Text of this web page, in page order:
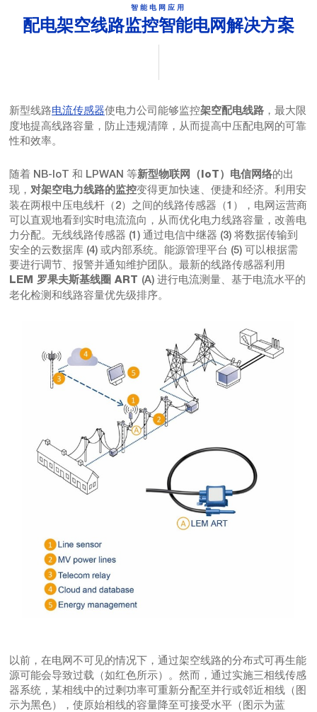
智能电网应用
配电架空线路监控智能电网解决方案
新型线路电流传感器使电力公司能够监控架空配电线路 ，最大限
度地提高线路容量，防止违规清障，从而提高中压配电网的可靠
性和效率。
随着 NB-IoT 和 LPWAN 等新型物联网（IoT）电信网络的出
现， 对架空电力线路的监控变得更加快速、便捷和经济。利用安
装在两根中压电线杆（2）之间的线路传感器（1），电网运营商
可以直观地看到实时电流流向，从而优化电力线路容量，改善电
力分配。无线线路传感器 (1) 通过电信中继器 (3) 将数据传输到
安全的云数据库 (4) 或内部系统。能源管理平台 (5) 可以根据需
要进行调节、报警并通知维护团队。最新的线路传感器利用
LEM 罗果夫斯基线圈 ART (A) 进行电流测量、基于电流水平的
老化检测和线路容量优先级排序。
以前，在电网不可见的情况下，通过架空线路的分布式可再生能
源可能会导致过载（如红色所示）。然而，通过实施三相线传感
器系统，某相线中的过剩功率可重新分配至并行或邻近相线（图
示为黑色），使原始相线的容量降至可接受水平（图示为蓝